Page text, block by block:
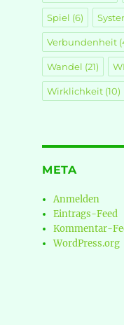
Spiel (6)
Verbundenheit
Wandel (21)
Wirklichkeit(10)
META
Anmelden
Eintrags-Feed
Kommentar-
WordPress.org